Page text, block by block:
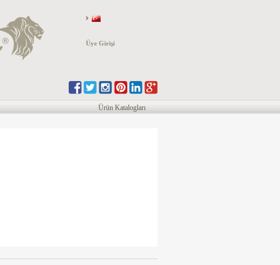
Üye Girişi
Ürün Katalogları